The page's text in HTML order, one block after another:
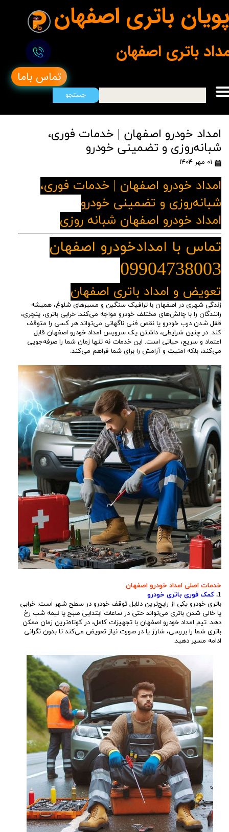
پویان باتری اصفهان
تماس باما
جستجو
باتری اصفهان
امداد خودرو اصفهان | خدمات فوری،
شبانه‌روزی و تضمینی خودرو
۰۱ مهر ۱۴۰۴
امداد خودرو اصفهان | خدمات فوری،
شبانه‌روزی و تضمینی خودرو
امداد خودرو اصفهان شبانه روزی
تماس با امدادخودرو اصفهان
09904738003
تعویض و امداد باتری اصفهان
زندگی شهری در اصفهان با ترافیک سنگین و مسیرهای شلوغ، همیشه
رانندگان را با چالش‌های مختلف خودرو مواجه می‌کند. خرابی باتری، پنچری،
قفل شدن درب خودرو یا نقص فنی ناگهانی می‌تواند هر کسی را متوقف
کند. در چنین شرایطی، داشتن یک سرویس امداد خودرو اصفهان قابل
اعتماد و سریع، حیاتی است. این خدمات نه تنها زمان شما را صرفه‌جویی
می‌کند، بلکه امنیت و آرامش را برای شما فراهم می‌کند.
خدمات اصلی امداد خودرو اصفهان
1. کمک فوری باتری خودرو
باتری خودرو یکی از رایج‌ترین دلایل توقف خودرو در سطح شهر است. خرابی
یا خالی شدن باتری می‌تواند حتی در ساعات ابتدایی صبح یا نیمه شب رخ
دهد. تیم امداد خودرو اصفهان با تجهیزات کامل، در کوتاه‌ترین زمان ممکن
باتری شما را بررسی، شارژ یا در صورت نیاز تعویض می‌کند تا بدون نگرانی
ادامه مسیر دهید.